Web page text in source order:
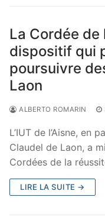
La Cordée
dispositif qui
poursuivre
Laon
ALBERTO ROMARIN
L’IUT de l’Aisne, en
Claudel de Laon, a
Cordées de la
LIRE LA SUITE →